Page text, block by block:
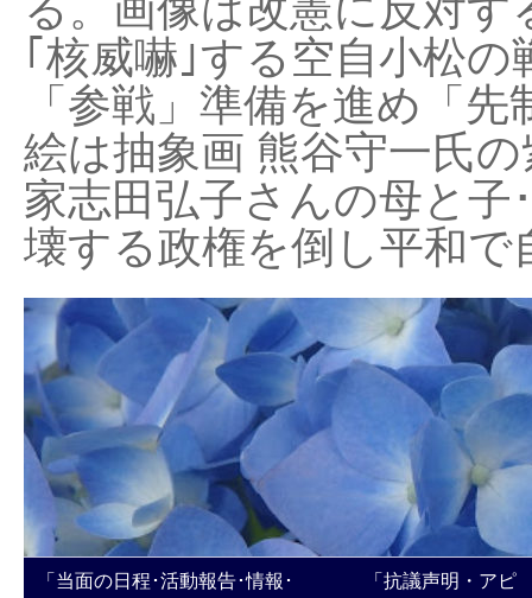
る。画像は改憲に反対
｢核威嚇｣する空自小松
「参戦」準備を進め「
絵は抽象画 熊谷守一氏
家志田弘子さんの母と子
壊する政権を倒し平和
「当面の日程･活動報告･情報･ 「抗議声明・アピ